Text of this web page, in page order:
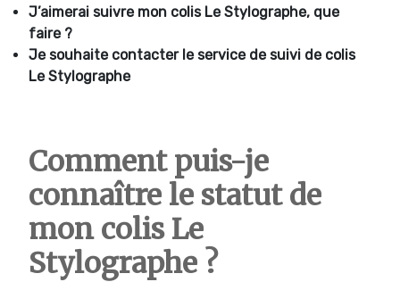
J’aimerai suivre mon colis Le Stylographe, que
faire ?
Je souhaite contacter le service de suivi de colis
Le Stylographe
Comment puis-je
connaître le statut de
mon colis Le
Stylographe ?